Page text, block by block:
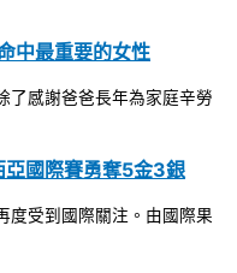
中最重要的女性
了感謝爸爸長年為家庭辛勞
國際賽勇奪5金3銀
度受到國際關注。由國際果